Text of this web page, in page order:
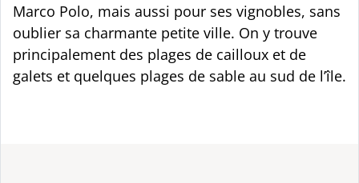
Marco Polo, mais aussi pour ses vignobles, sans
oublier sa charmante petite ville. On y trouve
principalement des plages de cailloux et de
galets et quelques plages de sable au sud de l’île.